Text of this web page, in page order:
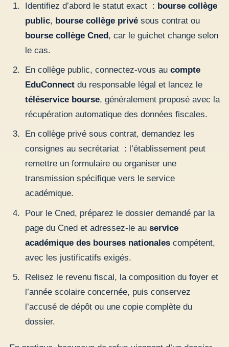
Identifiez d’abord le statut exact : bourse collège
public, bourse collège privésous contrat ou
bourse collège Cned, car le guichet change selon
le cas.
En collège public, connectez-vous au compte
EduConnectdu responsable légal et lancez le
téléservice bourse, généralement proposé avec la
récupération automatique des données fiscales.
En collège privé sous contrat, demandez les
consignes au secrétariat : l’établissement peut
remettre un formulaire ou organiser une
transmission spécifique vers le service
académique.
Pour le Cned, préparez le dossier demandé par la
page du Cned et adressez-le au service
académique des bourses nationalescompétent,
avec les justificatifs exigés.
Relisez le revenu fiscal, la composition du foyer et
l’année scolaire concernée, puis conservez
l’accusé de dépôt ou une copie complète du
dossier.